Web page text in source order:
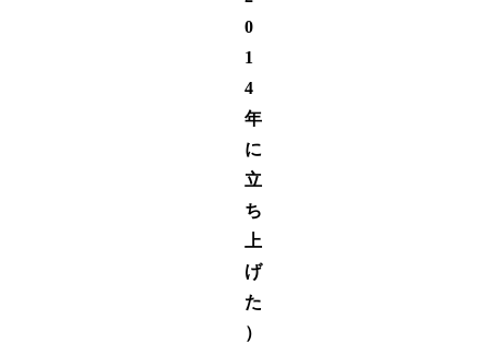
0
1
4
年
に
立
ち
上
げ
た
）